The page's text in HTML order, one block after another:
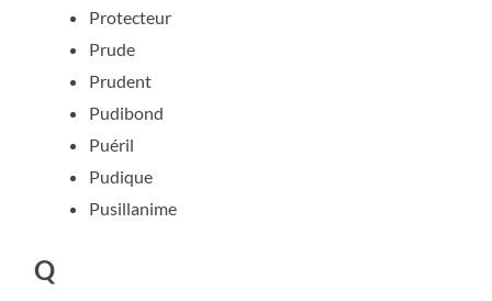
Protecteur
Prude
Prudent
Pudibond
Puéril
Pudique
Pusillanime
Q